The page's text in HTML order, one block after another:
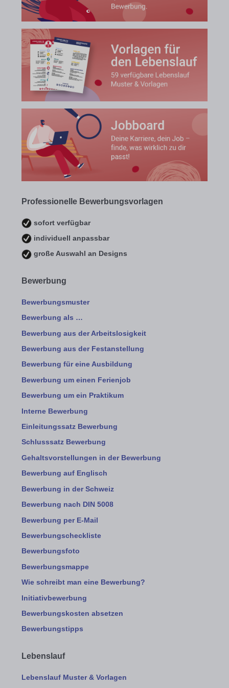
Professionelle Bewerbungsvorlagen
sofort verfügbar
individuell anpassbar
große Auswahl an Designs
Bewerbung
Bewerbungsmuster
Bewerbung als …
Bewerbung aus der Arbeitslosigkeit
Bewerbung aus der Festanstellung
Bewerbung für eine Ausbildung
Bewerbung um einen Ferienjob
Bewerbung um ein Praktikum
Interne Bewerbung
Einleitungssatz Bewerbung
Schlusssatz Bewerbung
Gehaltsvorstellungen in der Bewerbung
Bewerbung auf Englisch
Bewerbung in der Schweiz
Bewerbung nach DIN 5008
Bewerbung per E-Mail
Bewerbungscheckliste
Bewerbungsfoto
Bewerbungsmappe
Wie schreibt man eine Bewerbung?
Initiativbewerbung
Bewerbungskosten absetzen
Bewerbungstipps
Lebenslauf
Lebenslauf Muster & Vorlagen